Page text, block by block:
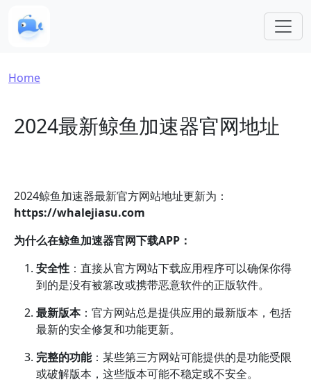
Breadcrumb
Home
2024最新鲸鱼加速器官网地址
2024鲸鱼加速器最新官方网站地址更新为：
https://whalejiasu.com
为什么在鲸鱼加速器官网下载APP：
安全性 ：直接从官方网站下载应用程序可以确保你得
到的是没有被篡改或携带恶意软件的正版软件。
最新版本：官方网站总是提供应用的最新版本，包括
最新的安全修复和功能更新。
完整的功能：某些第三方网站可能提供的是功能受限
或破解版本，这些版本可能不稳定或不安全。